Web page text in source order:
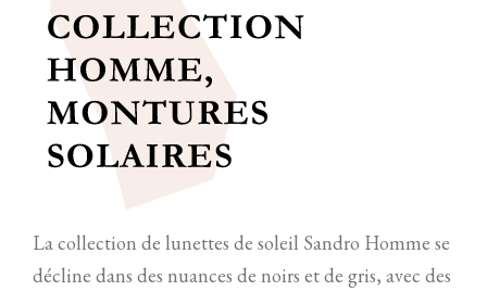
La collection de lunettes de soleil Sandro Homme se
décline dans des nuances de noirs et de gris, avec des